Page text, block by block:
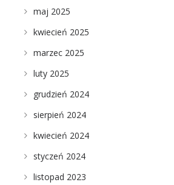
maj 2025
kwiecień 2025
marzec 2025
luty 2025
grudzień 2024
sierpień 2024
kwiecień 2024
styczeń 2024
listopad 2023